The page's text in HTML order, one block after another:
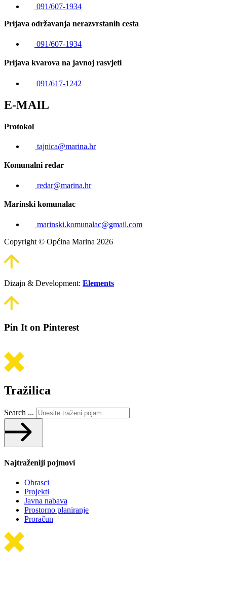
091/607-1934
Prijava održavanja nerazvrstanih cesta
091/607-1934
Prijava kvarova na javnoj rasvjeti
091/617-1242
E-MAIL
Protokol
tajnica@marina.hr
Komunalni redar
redar@marina.hr
Marinski komunalac
marinski.komunalac@gmail.com
Copyright © Općina Marina 2026
Dizajn & Development: Elements
Pin It on Pinterest
Tražilica
Search ...
Najtraženiji pojmovi
Obrasci
Projekti
Javna nabava
Prostorno planiranje
Proračun